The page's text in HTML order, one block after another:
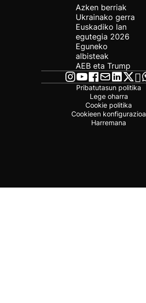
Azken berriak
Ukrainako gerra
Euskadiko lan
egutegia 2026
Eguneko
albisteak
AEB eta Trump
Pribatutasun politika
Lege oharra
Cookie politika
Cookieen konfigurazioa
Harremana